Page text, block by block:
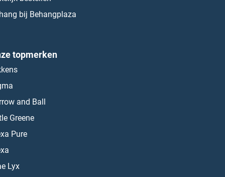
bij Behangplaza
topmerken
and Ball
Greene
Pure
Lyx